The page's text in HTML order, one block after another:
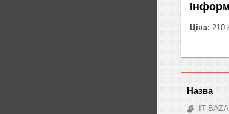
Ціна: 210
IT-